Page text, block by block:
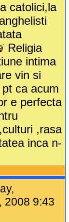
catolici,la
Religia
intima
vin si
ca acum
e perfecta
,rasa
inca n-
2008 9:43